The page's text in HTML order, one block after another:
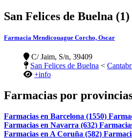
San Felices de Buelna (1)
Farmacia Mendicouague Corcho, Oscar
C/ Jaim, S/n, 39409
San Felices de Buelna <
+info
Farmacias por
Farmacias en Barcelona (1550)
Farmacias en Navarra (632)
Farmacias en A Coruña (582)